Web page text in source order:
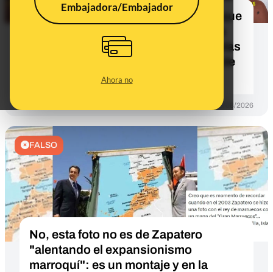
Embajadora/Embajador
Ahora no
Cuidado con el vídeo que asegura que
poner placas solares porque Bruselas
quiere convertir España "en la pila de
06/08/2026
FALSO
No, esta foto no es de Zapatero
"alentando el expansionismo
marroquí": es un montaje y en la